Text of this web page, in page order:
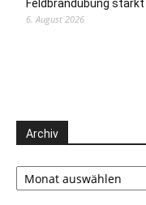
Feldbrandübung
6. August 2026
Archiv
Archiv